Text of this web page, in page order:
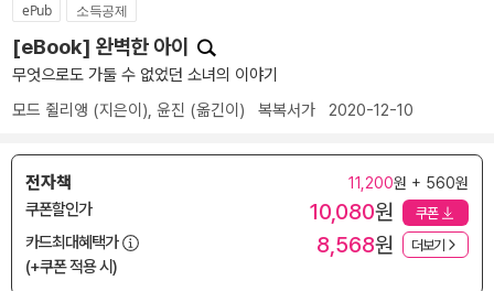
ePub 소득공제
[eBook] 완벽한 아이
무엇으로도 가둘 수 없었던 소녀의 이야기
모드 쥘리앵 (지은이), 윤진 (옮긴이) 복복서가 2020-12-10
전자책 11,200원 + 560원
쿠폰할인가 10,080원 쿠폰
카드최대혜택가
(+쿠폰 적용 시)
8,568원 더보기